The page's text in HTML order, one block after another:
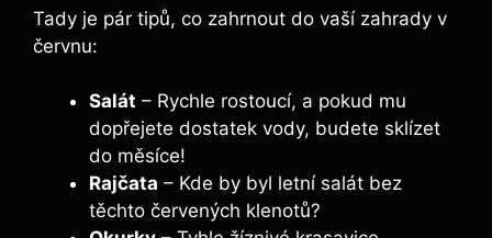
Tady je pár tipů, co zahrnout do vaší zahrady v
červnu:
Salát – Rychle rostoucí, a pokud mu
dopřejete dostatek vody, budete sklízet
do měsíce!
Rajčata – Kde by byl letní salát bez
těchto červených klenotů?